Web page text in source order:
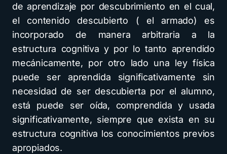
de aprendizaje por descubrimiento en el cual,
el contenido descubierto ( el armado) es
incorporado de manera arbitraria a la
estructura cognitiva y por lo tanto aprendido
mecánicamente, por otro lado una ley física
puede ser aprendida significativamente sin
necesidad de ser descubierta por el alumno,
está puede ser oída, comprendida y usada
significativamente, siempre que exista en su
estructura cognitiva los conocimientos previos
apropiados.